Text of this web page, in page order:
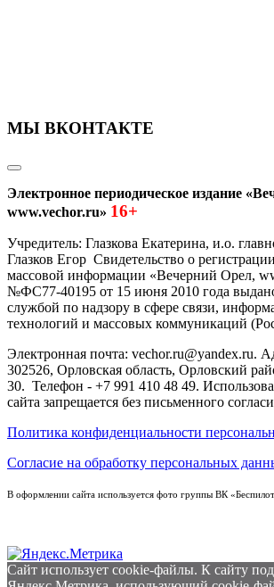
МЫ ВКОНТАКТЕ
Электронное периодическое издание
www.vechor.ru» 16+
Учредитель: Глазкова Екатерина, и.о.
Глазков Егор Свидетельство о
массовой информации «Вечерний Орел,
№ФС77-40195 от 15 июня 2010 года
службой по надзору в сфере связи,
технологий и массовых коммуникаций
Электронная почта: vechor.ru@yandex.ru.
302526, Орловская область, Орловский
30. Телефон - +7 991 410 48 49.
сайта запрещается без письменного
Политика конфиденциальности
Согласие на обработку персональных
В оформлении сайта используется фото группы ВК
Сайт использует cookie-файлы. К cайту